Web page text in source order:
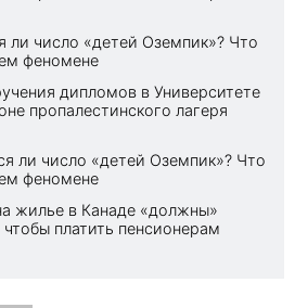
ли число «детей Оземпик»? Что
феномене
дипломов в Университете
пропалестинского лагеря
ли число «детей Оземпик»? Что
феномене
жилье в Канаде «должны»
платить пенсионерам